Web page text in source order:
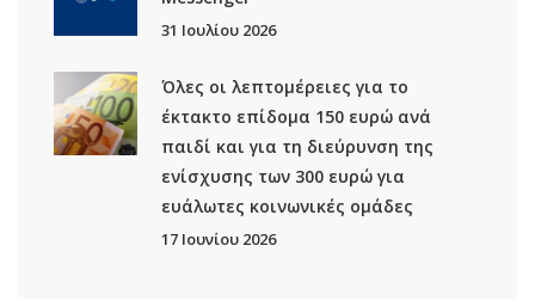
31 Ιουλίου 2026
Όλες οι λεπτομέρειες για το
έκτακτο επίδομα 150 ευρώ ανά
παιδί και για τη διεύρυνση της
ενίσχυσης των 300 ευρώ για
ευάλωτες κοινωνικές ομάδες
17 Ιουνίου 2026